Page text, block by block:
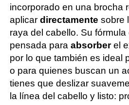
incorporado en una brocha
aplicar directamente sobre
raya del cabello. Su
pensada para absorberel
por lo que también es ideal
o para quienes buscan un
tienes que deslizar
la línea del cabello y listo: